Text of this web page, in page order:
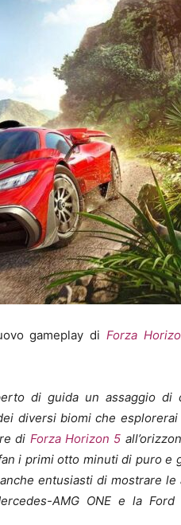
gameplay di Forza
di guida un assaggio di
diversi biomi che esplorerai
di Forza Horizon 5
i primi otto minuti di puro e
entusiasti di mostrare le
AMG ONE e la Ford